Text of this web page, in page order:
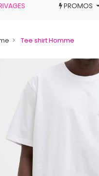
PROMOS
Tee shirt Homme